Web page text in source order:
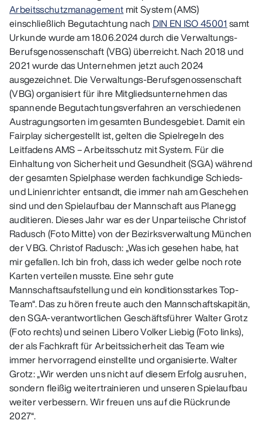
Arbeitsschutzmanagement mit System (AMS)
einschließlich Begutachtung nach DIN EN ISO 45001 samt
Urkunde wurde am 18.06.2024 durch die Verwaltungs-
Berufsgenossenschaft (VBG) überreicht. Nach 2018 und
2021 wurde das Unternehmen jetzt auch 2024
ausgezeichnet. Die Verwaltungs-Berufsgenossenschaft
(VBG) organisiert für ihre Mitgliedsunternehmen das
spannende Begutachtungsverfahren an verschiedenen
Austragungsorten im gesamten Bundesgebiet. Damit ein
Fairplay sichergestellt ist, gelten die Spielregeln des
Leitfadens AMS – Arbeitsschutz mit System. Für die
Einhaltung von Sicherheit und Gesundheit (SGA) während
der gesamten Spielphase werden fachkundige Schieds-
und Linienrichter entsandt, die immer nah am Geschehen
sind und den Spielaufbau der Mannschaft aus Planegg
auditieren. Dieses Jahr war es der Unparteiische Christof
Radusch (Foto Mitte) von der Bezirksverwaltung München
der VBG. Christof Radusch: „Was ich gesehen habe, hat
mir gefallen. Ich bin froh, dass ich weder gelbe noch rote
Karten verteilen musste. Eine sehr gute
Mannschaftsaufstellung und ein konditionsstarkes Top-
Team“. Das zu hören freute auch den Mannschaftskapitän,
den SGA-verantwortlichen Geschäftsführer Walter Grotz
(Foto rechts) und seinen Libero Volker Liebig (Foto links),
der als Fachkraft für Arbeitssicherheit das Team wie
immer hervorragend einstellte und organisierte. Walter
Grotz: „Wir werden uns nicht auf diesem Erfolg ausruhen,
sondern fleißig weitertrainieren und unseren Spielaufbau
weiter verbessern. Wir freuen uns auf die Rückrunde
2027“.